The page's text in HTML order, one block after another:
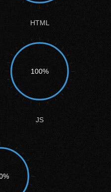
HTML
100%
JS